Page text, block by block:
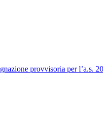
provvisoria per l’a.s.